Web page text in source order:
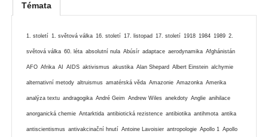
Témata
1. století 1. světová válka 16. století 17. listopad 17. století 1918 1984 1989 2.
světová válka 60. léta absolutní nula Abúsír adaptace aerodynamika Afghánistán
AFO Afrika AI AIDS aktivismus akustika Alan Shepard Albert Einstein alchymie
alternativní metody altruismus amatérská věda Amazonie Amazonka Amerika
analýza textu andragogika André Geim Andrew Wiles anekdoty Anglie anihilace
anorganická chemie Antarktida antibiotická rezistence antibiotika antihmota antika
antiscientismus antivakcinační hnutí Antoine Lavoisier antropologie Apollo 1 Apollo